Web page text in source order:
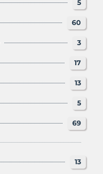
5
60
3
17
13
5
69
13